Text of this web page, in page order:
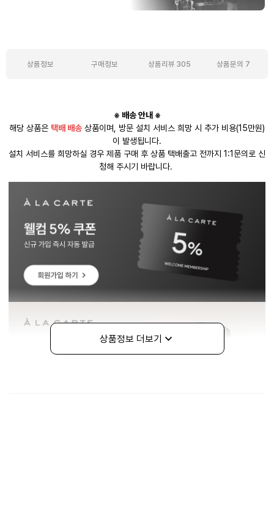
상품정보 구매정보 상품리뷰 305 상품문의 7
※ 배송 안내 ※
해당 상품은 택배 배송 상품이며, 방문 설치 서비스 희망 시 추가 비용(15만원)
이 발생됩니다.
설치 서비스를 희망하실 경우 제품 구매 후 상품 택배출고 전까지 1:1문의로 신
청해 주시기 바랍니다.
상품정보 더보기